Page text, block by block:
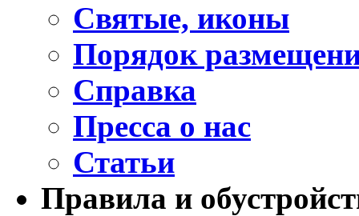
Святые, иконы
Порядок
Справка
Пресса о нас
Статьи
Правила и